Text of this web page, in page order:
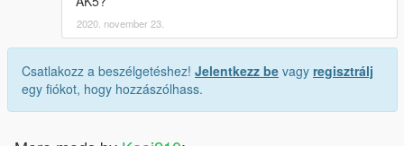
2020. november 23.
Csatlakozz a beszélgetéshez! Jelentkezz be vagy regisztrálj
egy fiókot, hogy hozzászólhass.